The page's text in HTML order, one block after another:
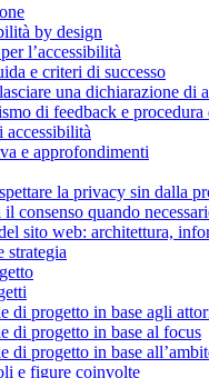
by design
l’accessibilità
e criteri di successo
una dichiarazione di
di feedback e procedura
e approfondimenti
la privacy sin dalla
consenso quando
sito web: architettura,
strategia
di progetto in base agli
di progetto in base al focus
di progetto in base
e figure coinvolte